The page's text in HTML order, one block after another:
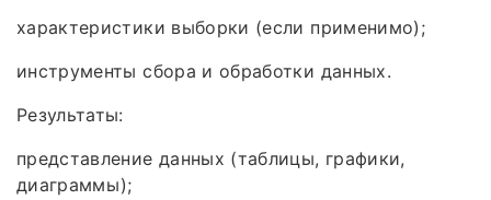
характеристики выборки (если применимо);
инструменты сбора и обработки данных.
Результаты:
представление данных (таблицы, графики,
диаграммы);